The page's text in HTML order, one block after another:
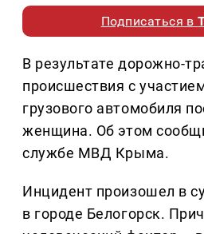
Подписаться в
В результате дорожно-
происшествия с
грузового автомобиля
женщина. Об этом
службе МВД Крыма.
Инцидент произошел в
в городе Белогорск.